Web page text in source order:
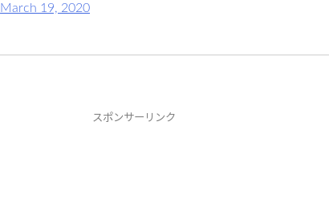
March 19, 2020
スポンサーリンク